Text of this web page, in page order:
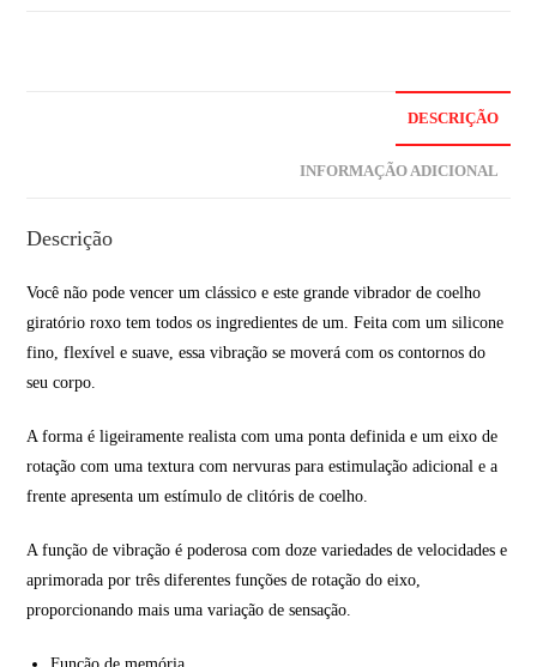
DESCRIÇÃO
INFORMAÇÃO ADICIONAL
Descrição
Você não pode vencer um clássico e este grande vibrador de coelho
giratório roxo tem todos os ingredientes de um. Feita com um silicone
fino, flexível e suave, essa vibração se moverá com os contornos do
seu corpo.
A forma é ligeiramente realista com uma ponta definida e um eixo de
rotação com uma textura com nervuras para estimulação adicional e a
frente apresenta um estímulo de clitóris de coelho.
A função de vibração é poderosa com doze variedades de velocidades e
aprimorada por três diferentes funções de rotação do eixo,
proporcionando mais uma variação de sensação.